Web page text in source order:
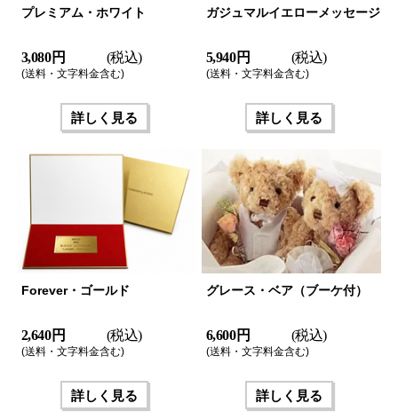
プレミアム・ホワイト
3,080 円 (税込)
(送料・文字料金含む)
詳しく見る
ガジュマルイエローメッセージ
5,940 円 (税込)
(送料・文字料金含む)
詳しく見る
Forever・ゴールド
2,640 円 (税込)
(送料・文字料金含む)
詳しく見る
グレース・ベア（ブーケ付）
6,600 円 (税込)
(送料・文字料金含む)
詳しく見る